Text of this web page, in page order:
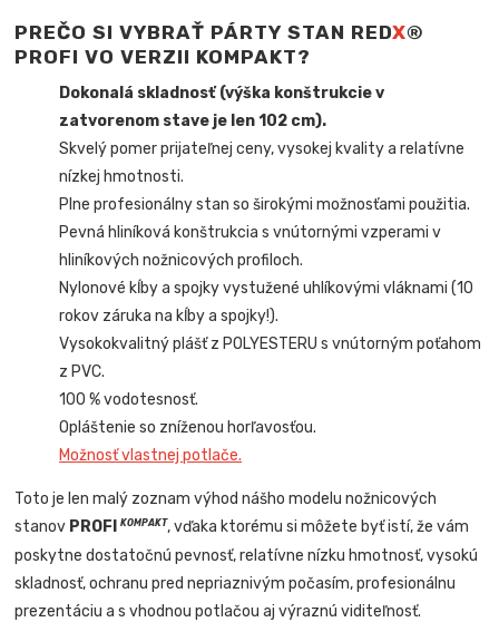
PREČO SI VYBRAŤ PÁRTY STAN REDX®
PROFI VO VERZII KOMPAKT?
Dokonalá skladnosť (výška konštrukcie v
zatvorenom stave je len 102 cm).
Skvelý pomer prijateľnej ceny, vysokej kvality a relatívne
nízkej hmotnosti.
Plne profesionálny stan so širokými možnosťami použitia.
Pevná hliníková konštrukcia s vnútornými vzperami v
hliníkových nožnicových profiloch.
Nylonové kĺby a spojky vystužené uhlíkovými vláknami (10
rokov záruka na kĺby a spojky!).
Vysokokvalitný plášť z POLYESTERU s vnútorným poťahom
z PVC.
100 % vodotesnosť.
Opláštenie so zníženou horľavosťou.
Možnosť vlastnej potlače.
Toto je len malý zoznam výhod nášho modelu nožnicových
stanov PROFIKOMPAKT, vďaka ktorému si môžete byť istí, že vám
poskytne dostatočnú pevnosť, relatívne nízku hmotnosť, vysokú
skladnosť, ochranu pred nepriaznivým počasím, profesionálnu
prezentáciu a s vhodnou potlačou aj výraznú viditeľnosť.